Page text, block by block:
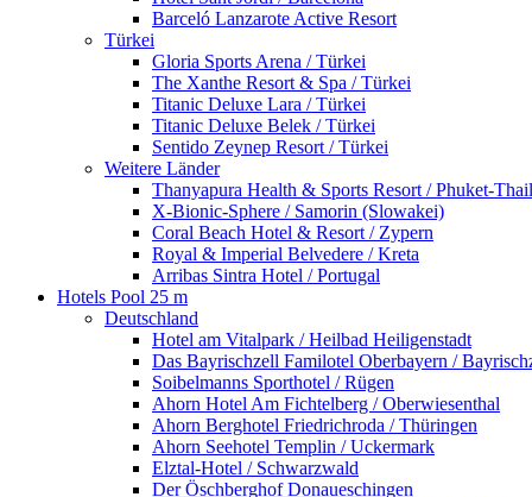
Barceló Lanzarote Active Resort
Türkei
Gloria Sports Arena / Türkei
The Xanthe Resort & Spa / Türkei
Titanic Deluxe Lara / Türkei
Titanic Deluxe Belek / Türkei
Sentido Zeynep Resort / Türkei
Weitere Länder
Thanyapura Health & Sports Resort / Phuket-
X-Bionic-Sphere / Samorin (Slowakei)
Coral Beach Hotel & Resort / Zypern
Royal & Imperial Belvedere / Kreta
Arribas Sintra Hotel / Portugal
Hotels Pool 25 m
Deutschland
Hotel am Vitalpark / Heilbad Heiligenstadt
Das Bayrischzell Familotel Oberbayern /
Soibelmanns Sporthotel / Rügen
Ahorn Hotel Am Fichtelberg / Oberwiesenthal
Ahorn Berghotel Friedrichroda / Thüringen
Ahorn Seehotel Templin / Uckermark
Elztal-Hotel / Schwarzwald
Der Öschberghof Donaueschingen